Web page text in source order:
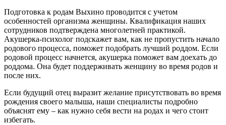
Подготовка к родам Выхино проводится с учетом
особенностей организма женщины. Квалификация наших
сотрудников подтверждена многолетней практикой.
Акушерка-психолог подскажет вам, как не пропустить начало
родового процесса, поможет подобрать лучший роддом. Если
родовой процесс начнется, акушерка поможет вам доехать до
роддома. Она будет поддерживать женщину во время родов и
после них.
Если будущий отец выразит желание присутствовать во время
рождения своего малыша, наши специалисты подробно
объяснят ему – как нужно себя вести на родах и чего стоит
избегать.